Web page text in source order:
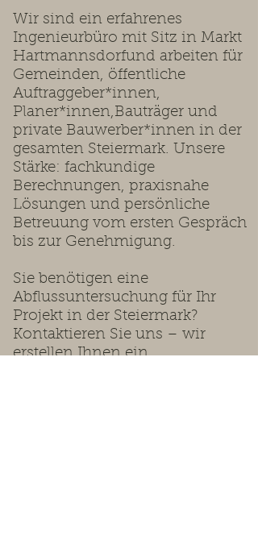
Wir sind ein erfahrenes
Ingenieurbüro mit Sitz in Markt
Hartmannsdorfund arbeiten für
Gemeinden, öffentliche
Auftraggeber*innen,
Planer*innen,Bauträger und
private Bauwerber*innen in der
gesamten Steiermark. Unsere
Stärke: fachkundige
Berechnungen, praxisnahe
Lösungen und persönliche
Betreuung vom ersten Gespräch
bis zur Genehmigung.
Sie benötigen eine
Abflussuntersuchung für Ihr
Projekt in der Steiermark?
Kontaktieren Sie uns – wir
erstellen Ihnen ein